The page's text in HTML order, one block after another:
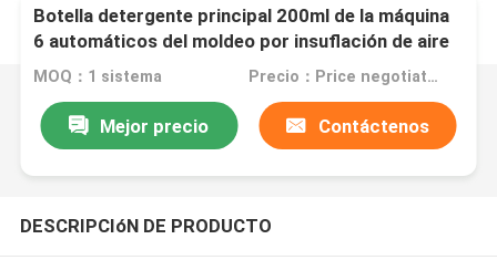
Botella detergente principal 200ml de la máquina
6 automáticos del moldeo por insuflación de aire
comprimido del HDPE
MOQ：1 sistema Precio：Price negotiation.
Mejor precio Contáctenos
DESCRIPCIóN DE PRODUCTO